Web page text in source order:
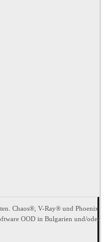
Chaos®, V-Ray® und Phoenix
OOD in Bulgarien und/oder